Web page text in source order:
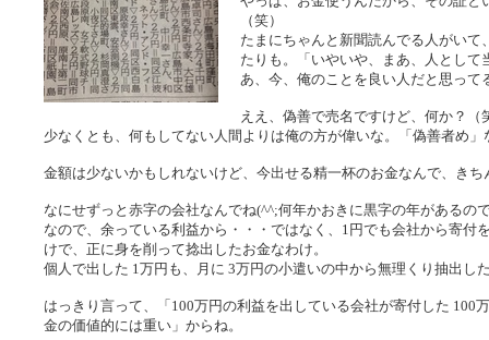
（笑）
たまにちゃんと新聞読んでる人がい
たりも。「いやいや、まあ、人とし
あ、今、俺のことを良い人だと思っ
ええ、偽善で売名ですけど、何か？（
少なくとも、何もしてない人間よりは俺の方が偉いな。「偽善者め
金額は少ないかもしれないけど、今出せる精一杯のお金なんで、き
なにせずっと赤字の会社なんでね(^^;何年かおきに黒字の年があるの
なので、余っている利益から・・・ではなく、1円でも会社から寄付
けで、正に身を削って捻出したお金なわけ。
個人で出した 1万円も、月に 3万円の小遣いの中から無理くり抽出し
はっきり言って、「100万円の利益を出している会社が寄付した 100
金の価値的には重い」からね。